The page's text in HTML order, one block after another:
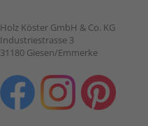
Holz Köster GmbH & Co. KG
Industriestrasse 3
31180 Giesen/Emmerke